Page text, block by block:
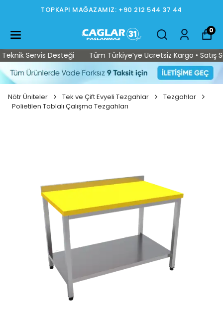
TOPKAPI MAĞAZAMIZ: +90 212 544 37 44
0
Servis Desteği Tüm Türkiye’ye Ücretsiz Kargo • Satış
Nötr Üniteler Tek ve Çift Evyeli Tezgahlar
Tezgahlar
Polietilen Tablalı Çalışma Tezgahları